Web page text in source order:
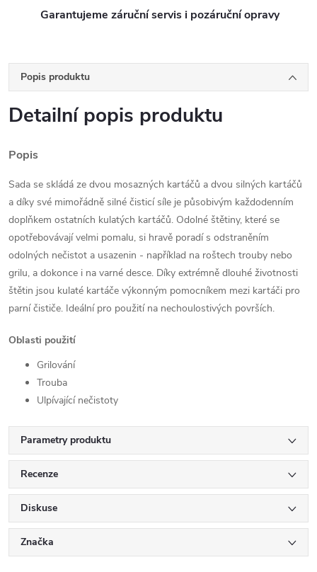
Garantujeme záruční servis i pozáruční opravy
Popis produktu
Detailní popis produktu
Popis
Sada se skládá ze dvou mosazných kartáčů a dvou silných kartáčů
a díky své mimořádně silné čisticí síle je působivým každodenním
doplňkem ostatních kulatých kartáčů. Odolné štětiny, které se
opotřebovávají velmi pomalu, si hravě poradí s odstraněním
odolných nečistot a usazenin - například na roštech trouby nebo
grilu, a dokonce i na varné desce. Díky extrémně dlouhé životnosti
štětin jsou kulaté kartáče výkonným pomocníkem mezi kartáči pro
parní čističe. Ideální pro použití na nechoulostivých površích.
Oblasti použití
Grilování
Trouba
Ulpívající nečistoty
Parametry produktu
Recenze
Diskuse
Značka